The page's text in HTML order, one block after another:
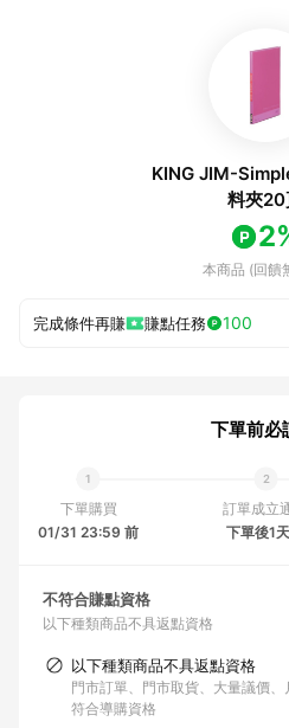
KING JIM-
料夾20
本商品 (回饋
完成條件再賺 賺點任務 100
下單前必
下單購買
01/31 23:59 前
訂單成立
下單後1
不符合賺點資格
以下種類商品不具返點資格
以下種類商品不具返點資格
門市訂單、門市取貨、大量議價
符合導購資格